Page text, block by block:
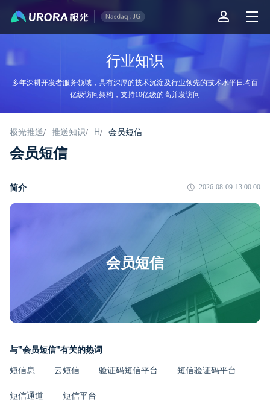
行业知识
多年深耕开发者服务领域，具有深厚的技术沉淀及行业领先的技术水平日均百
亿级访问架构，支持10亿级的高并发访问
极光推送/ 推送知识/ H/ 会员短信
会员短信
简介 2026-08-09 13:00:00
会员短信
与"会员短信"有关的热词
短信息 云短信 验证码短信平台 短信验证码平台
短信通道 短信平台